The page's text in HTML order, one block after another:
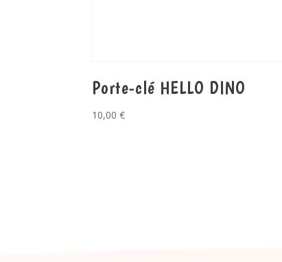
Porte-clé HELLO DINO
10,00€